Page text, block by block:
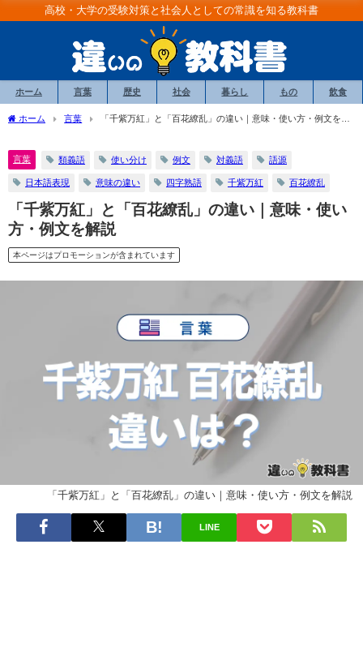
高校・大学の受験対策と社会人としての常識を知る教科書
ホーム 言葉 歴史 社会 暮らし もの 飲食
ホーム 言葉
「千紫万紅」と「百花繚乱」の違い｜意味・使い方・例文を解
言葉 類義語 使い分け 例文 対義語 語源
日本語表現 意味の違い 四字熟語 千紫万紅 百花繚乱
「千紫万紅」と「百花繚乱」の違い｜意味・使い
方・例文を解説
本ページはプロモーションが含まれています
「千紫万紅」と「百花繚乱」の違い｜意味・使い方・例文を解説
LINE